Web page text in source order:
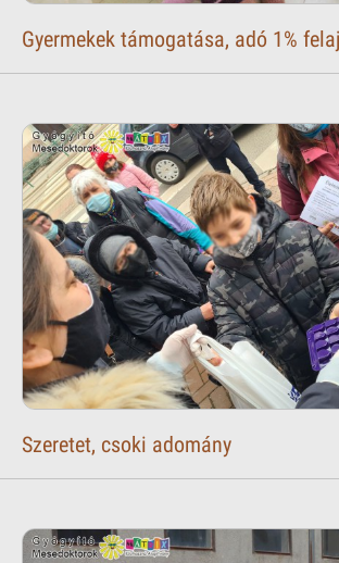
Gyermekek támogatása, adó 1%
Szeretet, csoki adomány